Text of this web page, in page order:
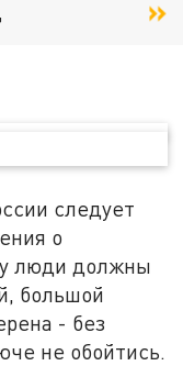
следует
о
люди должны
большой
- без
не обойтись.